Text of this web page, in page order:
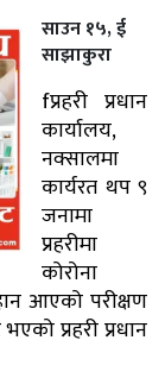
साउन १५, ई
साझाकुरा
fप्रहरी प्रधान
कार्यालय,
नक्सालमा
कार्यरत थप ९
जनामा
प्रहरीमा
कोरोना
आएको परीक्षण
प्रहरी प्रधान